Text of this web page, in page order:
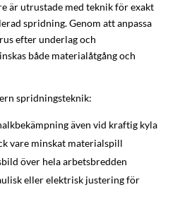
är utrustade med teknik för exakt
spridning. Genom att anpassa
efter underlag och
både materialåtgång och
spridningsteknik:
även vid kraftig kyla
vare minskat materialspill
över hela arbetsbredden
eller elektrisk justering för